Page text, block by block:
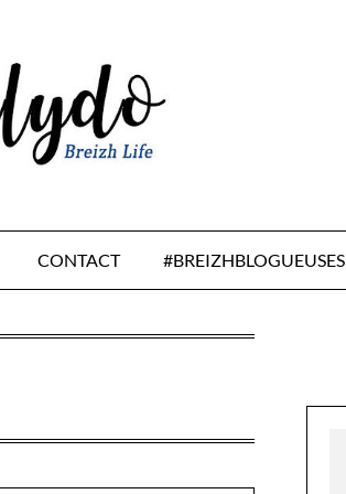
CONTACT #BREIZHBLOGUEUSES